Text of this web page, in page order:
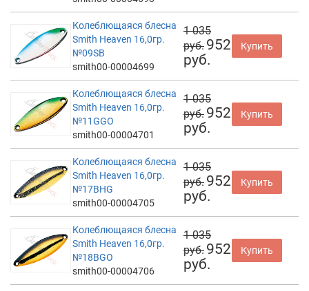
Колеблющаяся блесна
Smith Heaven 16,0гр.
№09SB
smith00-00004699
1 035
руб. 952
руб.
Купить
Колеблющаяся блесна
Smith Heaven 16,0гр.
№11GGO
smith00-00004701
1 035
руб. 952
руб.
Купить
Колеблющаяся блесна
Smith Heaven 16,0гр.
№17BHG
smith00-00004705
1 035
руб. 952
руб.
Купить
Колеблющаяся блесна
Smith Heaven 16,0гр.
№18BGO
smith00-00004706
1 035
руб. 952
руб.
Купить